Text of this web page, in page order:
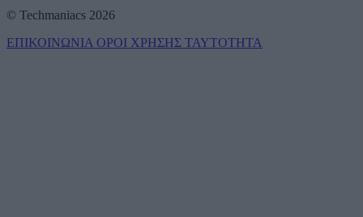
© Techmaniacs 2026
ΕΠΙΚΟΙΝΩΝΙΑ ΟΡΟΙ ΧΡΗΣΗΣ ΤΑΥΤΟΤΗΤΑ